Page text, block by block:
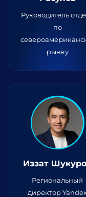
Руководитель
по
рынку
Иззат
Региональный
директор